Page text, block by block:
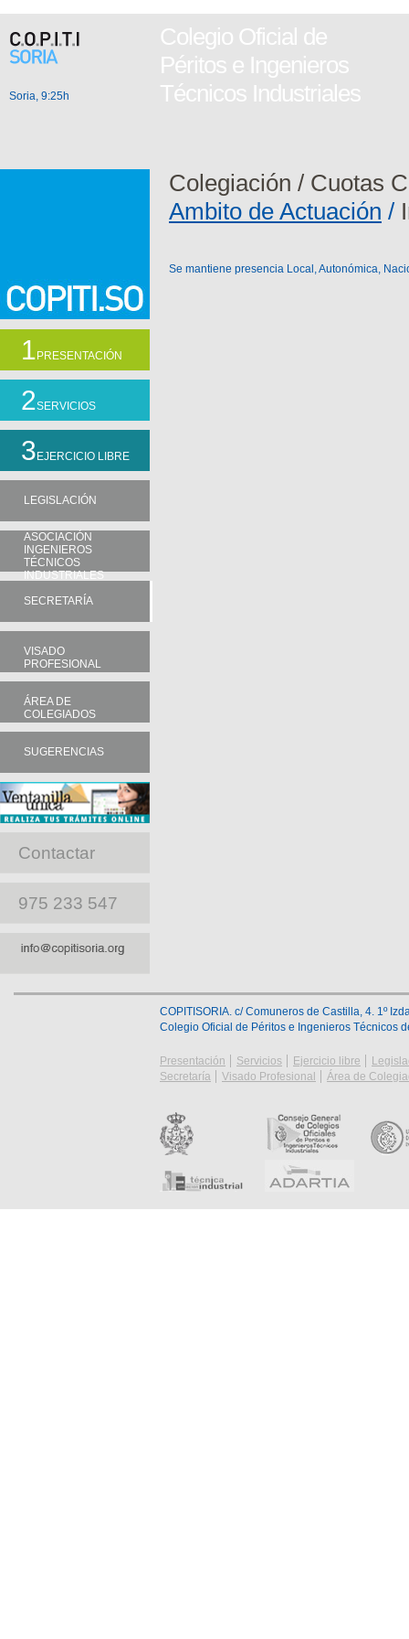
Soria, 9:25h
Colegio Oficial de
Péritos e Ingenieros
Técnicos Industriales
1 PRESENTACIÓN
2SERVICIOS
3 EJERCICIO LIBRE
LEGISLACIÓN
ASOCIACIÓN
INGENIEROS
TÉCNICOS
INDUSTRIALES
SECRETARÍA
VISADO
PROFESIONAL
ÁREA DE
COLEGIADOS
SUGERENCIAS
Contactar
975 233 547
Colegiación / Cuotas
Ambito de Actuación /
Se mantiene presencia Local, Autonómica,
COPITISORIA. c/ Comuneros de Castilla, 4. 1º
Colegio Oficial de Péritos e Ingenieros Técnicos
Presentación Servicios Ejercicio libre
Secretaría
Visado Profesional Área de